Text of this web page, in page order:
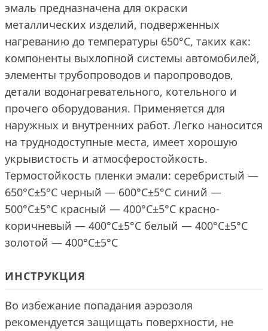
эмаль предназначена для окраски
металлических изделий, подверженных
нагреванию до температуры 650°C, таких как:
компоненты выхлопной системы автомобилей,
элементы трубопроводов и паропроводов,
детали водонагревательного, котельного и
прочего оборудования. Применяется для
наружных и внутренних работ. Легко наносится
на труднодоступные места, имеет хорошую
укрывистость и атмосферостойкость.
Термостойкость пленки эмали: серебристый —
650°С±5°С черный — 600°С±5°С синий —
500°С±5°С красный — 400°С±5°С красно-
коричневый — 400°С±5°С белый — 400°С±5°С
золотой — 400°С±5°С
ИНСТРУКЦИЯ
Во избежание попадания аэрозоля
рекомендуется защищать поверхности, не